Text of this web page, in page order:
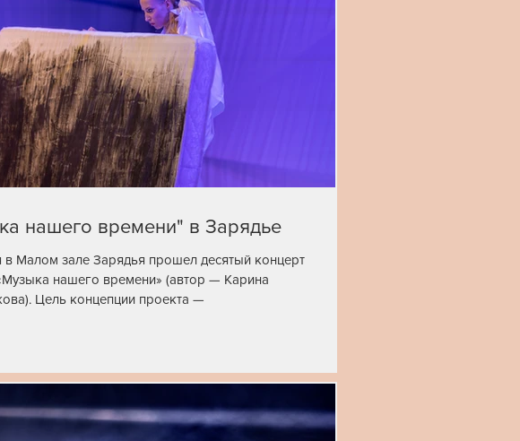
нашего времени" в Зарядье
в Малом зале Зарядья прошел десятый концерт
нашего времени» (автор — Карина
Цель концепции проекта —